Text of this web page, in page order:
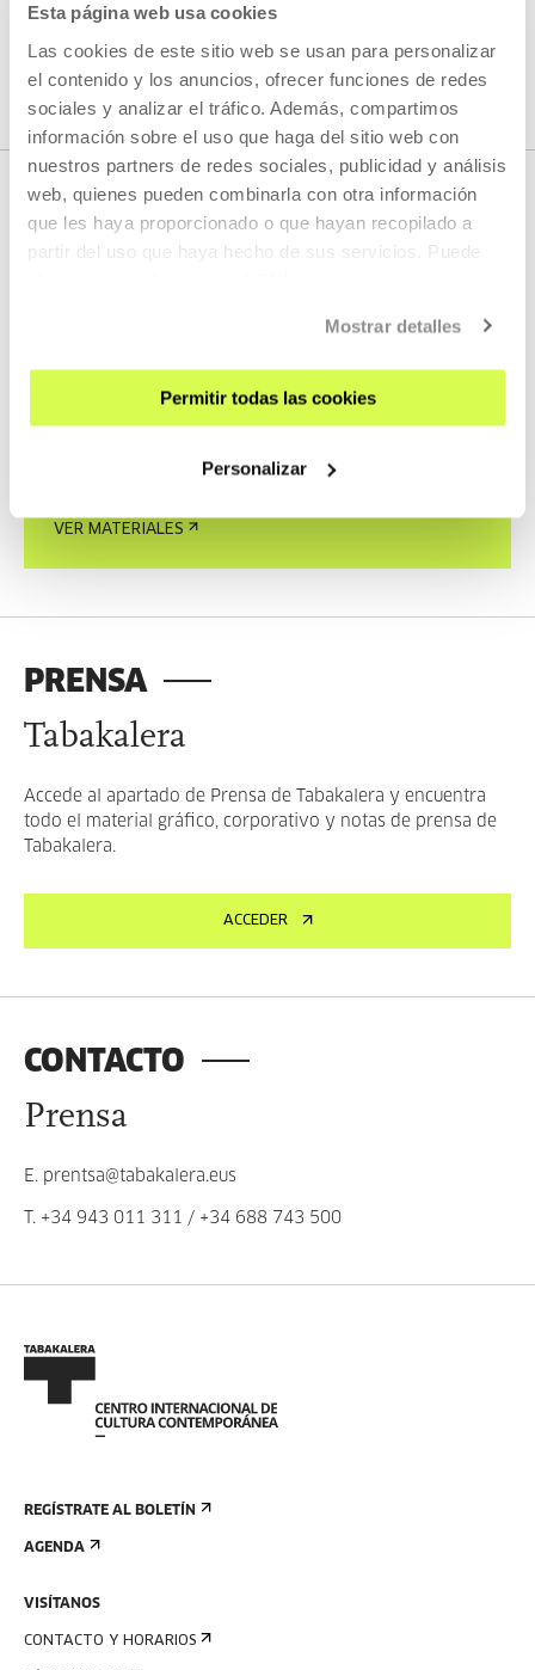
Esta página web usa cookies
Las cookies de este sitio web se usan para personalizar
el contenido y los anuncios, ofrecer funciones de redes
sociales y analizar el tráfico. Además, compartimos
información sobre el uso que haga del sitio web con
nuestros partners de redes sociales, publicidad y análisis
web, quienes pueden combinarla con otra información
que les haya proporcionado o que hayan recopilado a
partir del uso que haya hecho de sus servicios. Puede
Mostrar detalles
Permitir todas las cookies
Personalizar
https://dantz.eu/festival/
Ponemos a tu disposición
materiales corporativos de
Tabakalera para su uso.
VER MATERIALES
PRENSA
Tabakalera
Accede al apartado de Prensa de Tabakalera y encuentra
todo el material gráfico, corporativo y notas de prensa de
Tabakalera.
ACCEDER
CONTACTO
Prensa
E. prentsa@tabakalera.eus
T. +34 943 011 311 / +34 688 743 500
REGÍSTRATE AL BOLETÍN
AGENDA
VISÍTANOS
CONTACTO Y HORARIOS